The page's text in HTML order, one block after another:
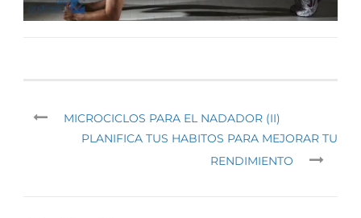
MICROCICLOS PARA EL NADADOR (II)
PLANIFICA TUS HABITOS PARA MEJORAR TU
RENDIMIENTO